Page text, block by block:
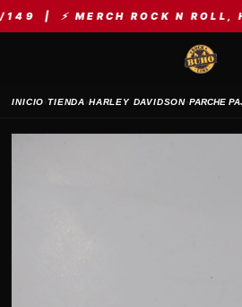
ROCK N ROLL,
INICIO›TIENDA›HARLEY DAVIDSON›PARCHE